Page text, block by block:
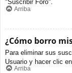
"Suscribir Foro".
Arriba
¿Cómo borro
Para eliminar sus
Usuario y hacer clic
Arriba